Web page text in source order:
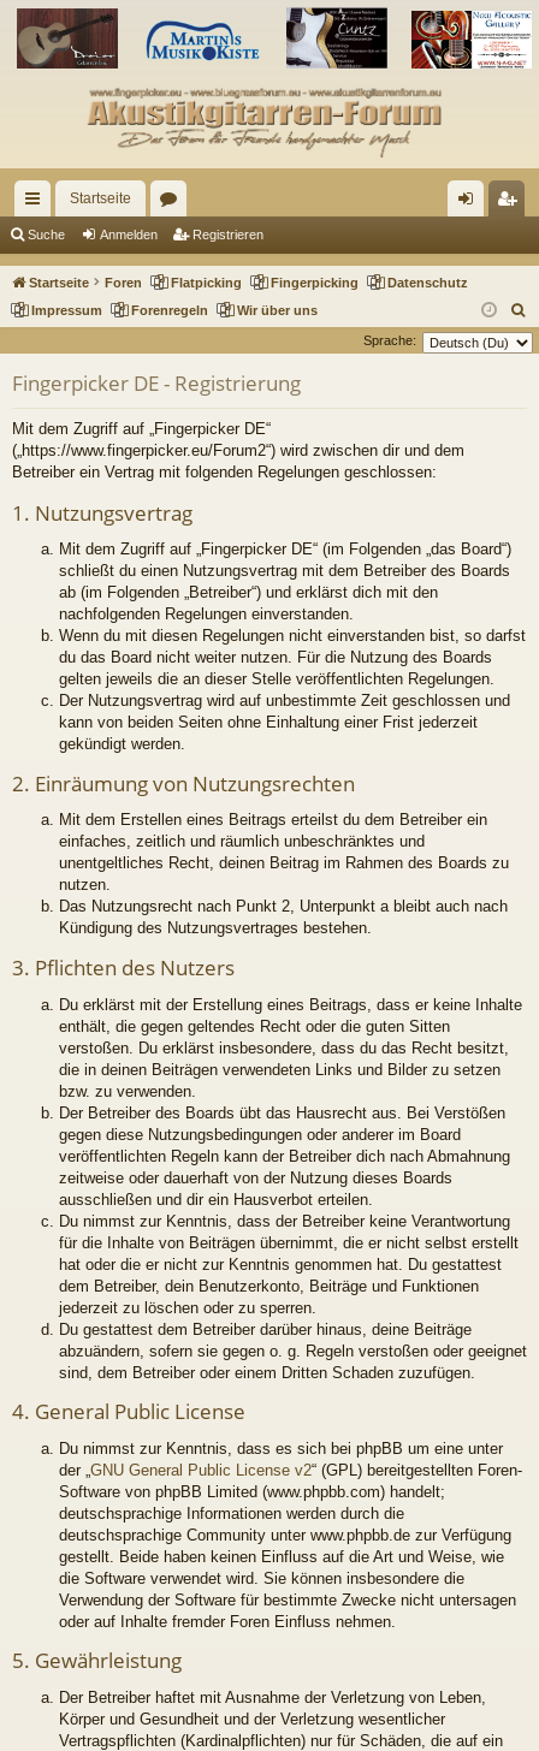
ch
ne
llz
riff
Startseite
en m
de
ist
rie
re
Suche Anmelden Registrieren
Startseite Foren Flatpicking Fingerpicking
Datenschutz
Impressum
Forenregeln Wir über uns
u
Sprache:
Fingerpicker DE - Registrierung
Mit dem Zugriff auf „Fingerpicker DE“
(„https://www.fingerpicker.eu/Forum2“) wird zwischen dir und dem
Betreiber ein Vertrag mit folgenden Regelungen geschlossen:
1. Nutzungsvertrag
Mit dem Zugriff auf „Fingerpicker DE“ (im Folgenden „das Board“)
schließt du einen Nutzungsvertrag mit dem Betreiber des Boards
ab (im Folgenden „Betreiber“) und erklärst dich mit den
nachfolgenden Regelungen einverstanden.
Wenn du mit diesen Regelungen nicht einverstanden bist, so darfst
du das Board nicht weiter nutzen. Für die Nutzung des Boards
gelten jeweils die an dieser Stelle veröffentlichten Regelungen.
Der Nutzungsvertrag wird auf unbestimmte Zeit geschlossen und
kann von beiden Seiten ohne Einhaltung einer Frist jederzeit
gekündigt werden.
2. Einräumung von Nutzungsrechten
Mit dem Erstellen eines Beitrags erteilst du dem Betreiber ein
einfaches, zeitlich und räumlich unbeschränktes und
unentgeltliches Recht, deinen Beitrag im Rahmen des Boards zu
nutzen.
Das Nutzungsrecht nach Punkt 2, Unterpunkt a bleibt auch nach
Kündigung des Nutzungsvertrages bestehen.
3. Pflichten des Nutzers
Du erklärst mit der Erstellung eines Beitrags, dass er keine Inhalte
enthält, die gegen geltendes Recht oder die guten Sitten
verstoßen. Du erklärst insbesondere, dass du das Recht besitzt,
die in deinen Beiträgen verwendeten Links und Bilder zu setzen
bzw. zu verwenden.
Der Betreiber des Boards übt das Hausrecht aus. Bei Verstößen
gegen diese Nutzungsbedingungen oder anderer im Board
veröffentlichten Regeln kann der Betreiber dich nach Abmahnung
zeitweise oder dauerhaft von der Nutzung dieses Boards
ausschließen und dir ein Hausverbot erteilen.
Du nimmst zur Kenntnis, dass der Betreiber keine Verantwortung
für die Inhalte von Beiträgen übernimmt, die er nicht selbst erstellt
hat oder die er nicht zur Kenntnis genommen hat. Du gestattest
dem Betreiber, dein Benutzerkonto, Beiträge und Funktionen
jederzeit zu löschen oder zu sperren.
Du gestattest dem Betreiber darüber hinaus, deine Beiträge
abzuändern, sofern sie gegen o. g. Regeln verstoßen oder geeignet
sind, dem Betreiber oder einem Dritten Schaden zuzufügen.
4. General Public License
Du nimmst zur Kenntnis, dass es sich bei phpBB um eine unter
der „ GNU General Public License v2“ (GPL) bereitgestellten Foren-
Software von phpBB Limited (www.phpbb.com) handelt;
deutschsprachige Informationen werden durch die
deutschsprachige Community unter www.phpbb.de zur Verfügung
gestellt. Beide haben keinen Einfluss auf die Art und Weise, wie
die Software verwendet wird. Sie können insbesondere die
Verwendung der Software für bestimmte Zwecke nicht untersagen
oder auf Inhalte fremder Foren Einfluss nehmen.
5. Gewährleistung
Der Betreiber haftet mit Ausnahme der Verletzung von Leben,
Körper und Gesundheit und der Verletzung wesentlicher
Vertragspflichten (Kardinalpflichten) nur für Schäden, die auf ein